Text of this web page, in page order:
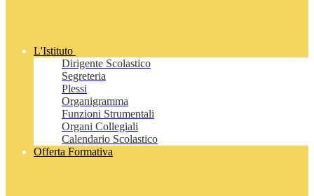
L'Istituto
Dirigente Scolastico
Segreteria
Plessi
Organigramma
Funzioni Strumentali
Organi Collegiali
Calendario Scolastico
Offerta Formativa